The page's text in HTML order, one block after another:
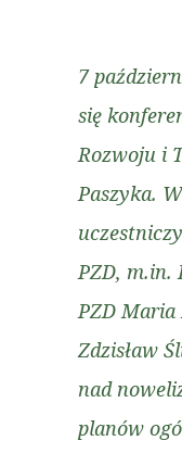
7
się
Rozwoju i
Paszyka.
PZD, m.in.
PZD Maria
Zdzisław
nad
planów